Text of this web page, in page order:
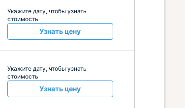
Укажите дату, чтобы узнать
стоимость
Узнать цену
Укажите дату, чтобы узнать
стоимость
Узнать цену